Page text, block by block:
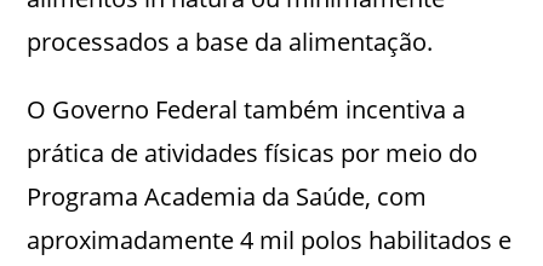
processados a base da alimentação.
O Governo Federal também incentiva a
prática de atividades físicas por meio do
Programa Academia da Saúde, com
aproximadamente 4 mil polos habilitados e